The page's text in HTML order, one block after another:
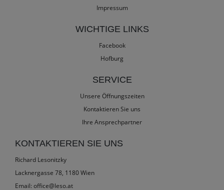
Impressum
WICHTIGE LINKS
Facebook
Hofburg
SERVICE
Unsere Öffnungszeiten
Kontaktieren Sie uns
Ihre Ansprechpartner
KONTAKTIEREN SIE UNS
Richard Lesonitzky
Lacknergasse 78, 1180 Wien
Email: office@leso.at